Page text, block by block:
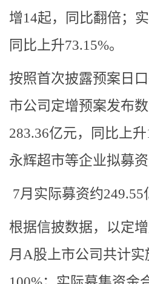
增14起，同比翻倍；
同比上升73.15%。
按照首次披露预案日
市公司定增预案发布
283.36亿元，同比上
永辉超市等企业拟募资
7月实际募资约
根据信披数据，以定
月A股上市公司共计